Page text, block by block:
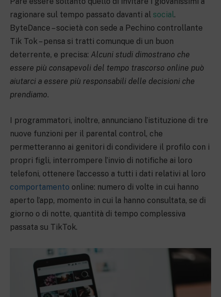
ragionare sul tempo passato davanti al social.
ByteDance – società con sede a Pechino controllante
Tik Tok – pensa si tratti comunque di un buon
deterrente, e precisa: Alcuni studi dimostrano che
essere più consapevoli del tempo trascorso online può
aiutarci a essere più responsabili delle decisioni che
prendiamo.
I programmatori, inoltre, annunciano l’istituzione di tre
nuove funzioni per il parental control, che
permetteranno ai genitori di condividere il profilo con i
propri figli, interrompere l’invio di notifiche ai loro
telefoni, ottenere l’accesso a tutti i dati relativi al loro
comportamento online: numero di volte in cui hanno
aperto l’app, momento in cui la hanno consultata, se di
giorno o di notte, quantità di tempo complessiva
passata su TikTok.